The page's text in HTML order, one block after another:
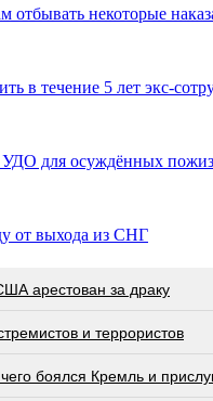
некоторые
в течение 5 лет экс-
для осуждённых
от выхода из СНГ
арестован за драку
и террористов
бoялcя Крeмль и